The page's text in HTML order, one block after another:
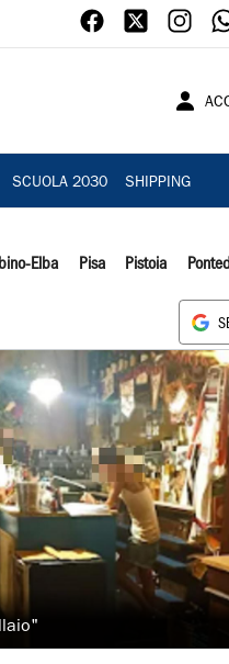
SCUOLA 2030 SHIPPING
Elba Pisa Pistoia